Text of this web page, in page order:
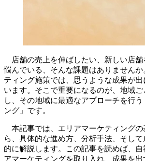
店舗の売上を伸ばしたい、新しい店舗
悩んでいる、そんな課題はありません
ティング施策では、思うような成果が
います。そこで重要になるのが、地域
し、その地域に最適なアプローチを行
ング」です。
本記事では、エリアマーケティングの
ら、具体的な進め方、分析手法、そし
的に解説します。この記事を読めば、自
アマーケティングを取り入れ、成果を